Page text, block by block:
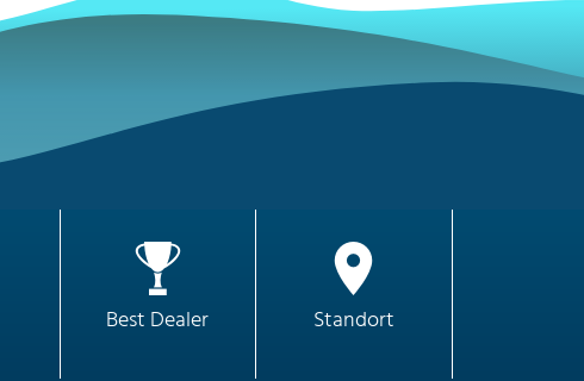
Best Dealer Standort